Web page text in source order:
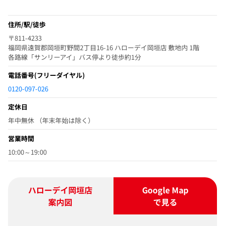
住所/駅/徒歩
〒811-4233
福岡県遠賀郡岡垣町野間2丁目16-16 ハローデイ岡垣店 敷地内 1階
各路線「サンリーアイ」バス停より徒歩約1分
電話番号(フリーダイヤル)
0120-097-026
定休日
年中無休 （年末年始は除く）
営業時間
10:00～19:00
ハローデイ岡垣店
案内図
Google Map
で見る